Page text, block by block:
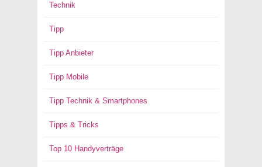
Technik
Tipp
Tipp Anbieter
Tipp Mobile
Tipp Technik & Smartphones
Tipps & Tricks
Top 10 Handyverträge